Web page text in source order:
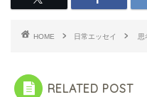
HOME 日常エッセイ 思
RELATED POST